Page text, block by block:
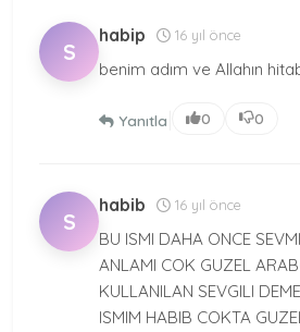
S
habip 16 yıl önce
benim adım ve Allahın
Yanıtla 0 0
S
habib 16 yıl önce
BU ISMI DAHA ONCE
ANLAMI COK GUZEL
KULLANILAN SEVGILI
ISMIM HABIB COKTA